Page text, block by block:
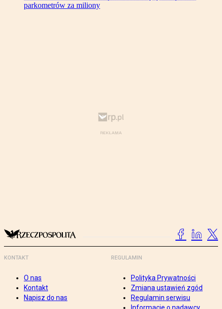
parkometrów za miliony
KONTAKT
O nas
Kontakt
Napisz do nas
REGULAMIN
Polityka Prywatności
Zmiana ustawień zgód
Regulamin serwisu